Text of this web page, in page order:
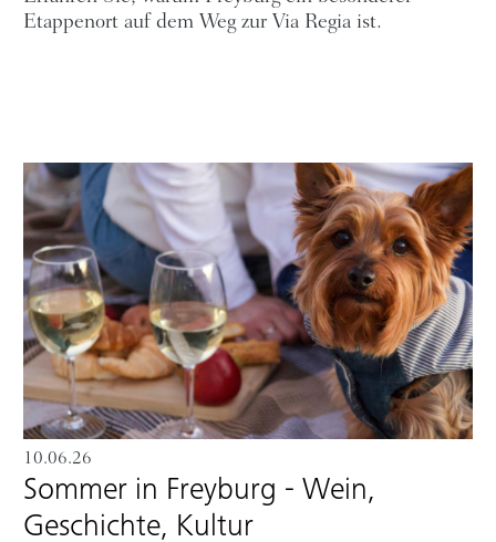
Etappenort auf dem Weg zur Via Regia ist.
10.06.26
Sommer in Freyburg - Wein,
Geschichte, Kultur